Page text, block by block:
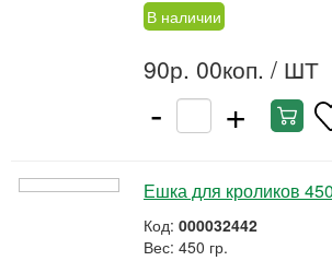
В наличии
90р. 00коп. / ШТ
- +
Ешка для кроликов
Код: 000032442
Вес: 450 гр.